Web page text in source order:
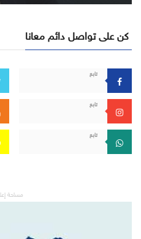
كن على تواصل دائم معانا
تابع
تابع
تابع
مساحة